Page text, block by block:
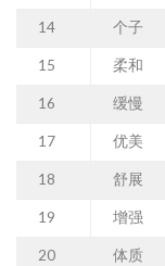
14 个子
15 柔和
16 缓慢
17 优美
18 舒展
19 增强
20 体质